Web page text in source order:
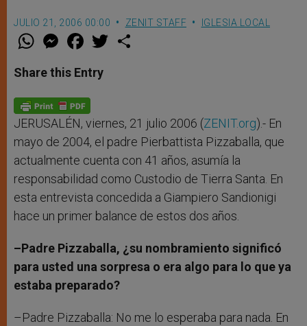
JULIO 21, 2006 00:00 ZENIT STAFF IGLESIA LOCAL
W
t
s
p
p
M
e
s
e
g
e
F
a
e
b
o
k
w
Share this Entry
JERUSALÉN, viernes, 21 julio 2006 (ZENIT.org).- En
mayo de 2004, el padre Pierbattista Pizzaballa, que
actualmente cuenta con 41 años, asumía la
responsabilidad como Custodio de Tierra Santa. En
esta entrevista concedida a Giampiero Sandionigi
hace un primer balance de estos dos años.
–Padre Pizzaballa, ¿su nombramiento significó
para usted una sorpresa o era algo para lo que ya
estaba preparado?
–Padre Pizzaballa: No me lo esperaba para nada. En